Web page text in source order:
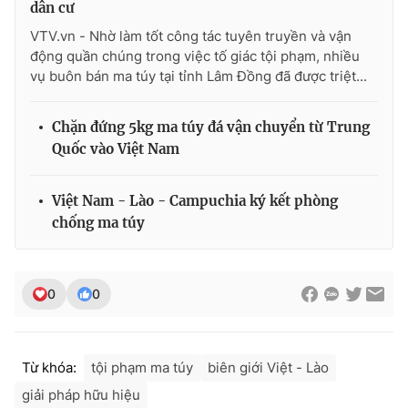
THỜI BÁO VTV
Cơ quan chủ quản:Đài Truyền hình Việt Nam
cấp ngày 29/12/2023
Nguyễn Trọng Ninh
Tổng đài VTV:024.38 355 931 - 024.38 355 932
dân cư
VTV.vn - Nhờ làm tốt công tác tuyên truyền và vận
động quần chúng trong việc tố giác tội phạm, nhiều
vụ buôn bán ma túy tại tỉnh Lâm Đồng đã được triệt...
Chặn đứng 5kg ma túy đá vận chuyển từ Trung
Quốc vào Việt Nam
Việt Nam - Lào - Campuchia ký kết phòng
chống ma túy
0 0
Từ khóa: tội phạm ma túy
biên giới Việt - Lào
giải pháp hữu hiệu